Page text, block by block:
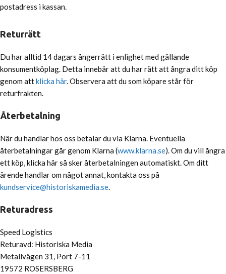
postadress i kassan.
Returrätt
Du har alltid 14 dagars ångerrätt i enlighet med gällande
konsumentköplag. Detta innebär att du har rätt att ångra ditt köp
genom attklicka här. Observera att du som köpare står för
returfrakten.
Återbetalning
När du handlar hos oss betalar du via Klarna. Eventuella
återbetalningar går genom Klarna (www.klarna.se). Om du vill ångra
ett köp, klicka här så sker återbetalningen automatiskt. Om ditt
ärende handlar om något annat, kontakta oss på
kundservice@historiskamedia.se.
Returadress
Speed Logistics
Returavd: Historiska Media
Metallvägen 31, Port 7-11
19572 ROSERSBERG